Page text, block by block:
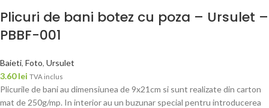
Plicuri de bani botez cu poza – Ursulet –
PBBF-001
Baieti, Foto, Ursulet
3.60lei TVA inclus
Plicurile de bani au dimensiunea de 9x21cm si sunt realizate din carton
mat de 250g/mp. In interior au un buzunar special pentru introducerea